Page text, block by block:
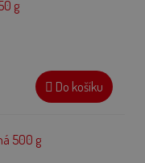
Do košíku